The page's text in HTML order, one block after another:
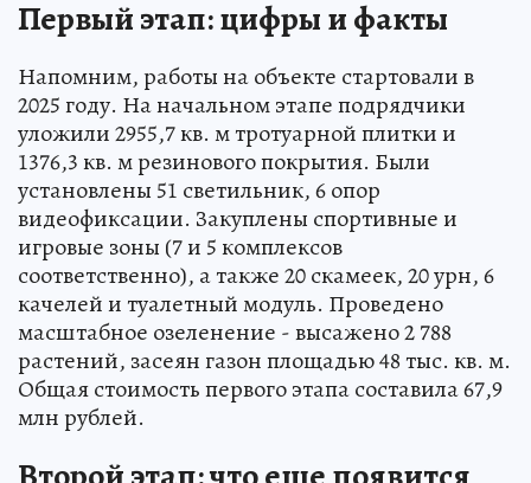
Первый этап: цифры и факты
Напомним, работы на объекте стартовали в
2025 году. На начальном этапе подрядчики
уложили 2955,7 кв. м тротуарной плитки и
1376,3 кв. м резинового покрытия. Были
установлены 51 светильник, 6 опор
видеофиксации. Закуплены спортивные и
игровые зоны (7 и 5 комплексов
соответственно), а также 20 скамеек, 20 урн, 6
качелей и туалетный модуль. Проведено
масштабное озеленение - высажено 2 788
растений, засеян газон площадью 48 тыс. кв. м.
Общая стоимость первого этапа составила 67,9
млн рублей.